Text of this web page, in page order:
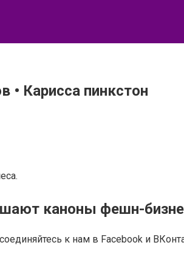
• Карисса пинкстон
каноны фешн-
к нам в Facebook и